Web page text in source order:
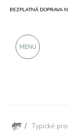
/ Typické
BEZPLATNÁ DOPRAVA
MENU